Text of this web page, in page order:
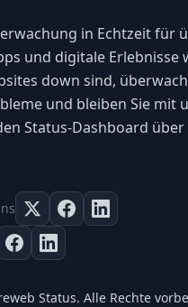
in Echtzeit für
und digitale Erlebnisse
down sind,
und bleiben Sie mit
Status-Dashboard über
Status. Alle Rechte